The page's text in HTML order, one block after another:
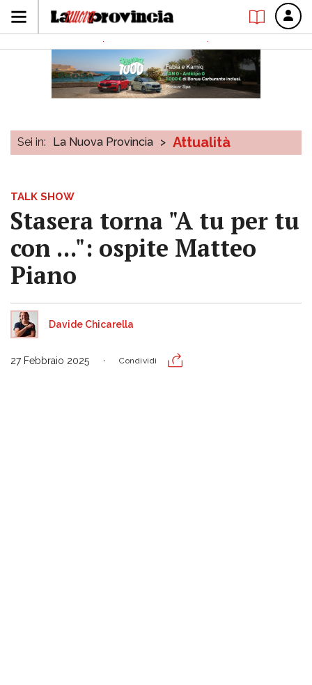
Sei in: La Nuova Provincia > Attualità
TALK SHOW
Stasera torna "A tu per tu
con ...": ospite Matteo
Piano
Davide Chicarella
27 Febbraio 2025 Condividi